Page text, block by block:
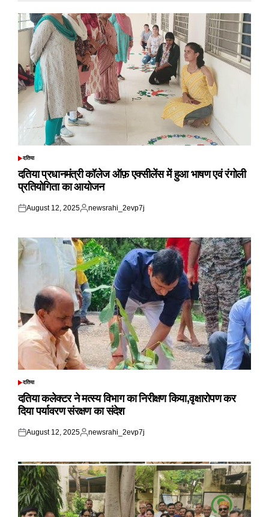
POSTED
दतिया
दतिया प्रधानमंत्री कॉलेज ऑफ़ एक्सीलेंस में हुआ भाषण एवं रंगोली
प्रतियोगिता का आयोजन
Posted
August 12, 2025
Posted
newsrahi_2evp7j
POSTED
दतिया
दतिया कलेक्टर ने मत्स्य विभाग का निरीक्षण किया,वृक्षारोपण कर
दिया पर्यावरण संरक्षण का संदेश
Posted
August 12, 2025
Posted
newsrahi_2evp7j